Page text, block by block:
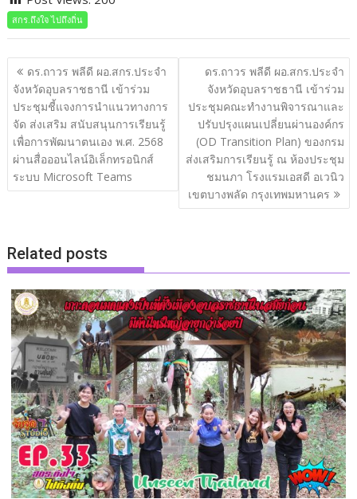
สกร.ถึงใจ ไปถึงถิ่น
แนะแนว
เรื่อง
ดร.ถาวร พลีดี ผอ.สกร.ประจำ
จังหวัดอุบลราชธานี เข้าร่วม
ประชุมชี้แจงการนำแนวทางการ
จัด ส่งเสริม สนับสนุนการเรียนรู้
เพื่อการพัฒนาตนเอง พ.ศ. 2568
ผ่านสื่อออนไลน์อิเล็กทรอนิกส์
ระบบ Microsoft Teams
ดร.ถาวร พลีดี ผอ.สกร.ประจำ
จังหวัดอุบลราชธานี เข้าร่วม
ประชุมคณะทำงานพิจารณาและ
ปรับปรุงแผนเปลี่ยนผ่านองค์กร
(OD Transition Plan) ของกรม
ส่งเสริมการเรียนรู้ ณ ห้องประชุม
ชมนภา โรงแรมเอสดี อเวนิว
เขตบางพลัด กรุงเทพมหานคร
Related posts